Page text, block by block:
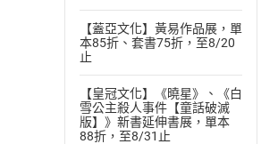
【蓋亞文化】黃易作品展，單
本85折、套書75折，至8/20
止
【皇冠文化】《曉星》、《白
雪公主殺人事件【童話破滅
版】》新書延伸書展，單本
88折，至8/31止